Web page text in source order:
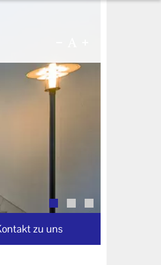
zu uns